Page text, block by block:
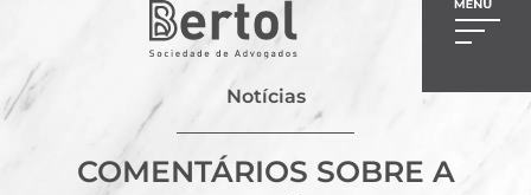
Notícias
COMENTÁRIOS SOBRE A